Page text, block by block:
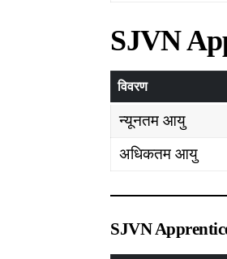
SJVN
विवरण
न्यूनतम आयु
अधिकतम आयु
SJVN